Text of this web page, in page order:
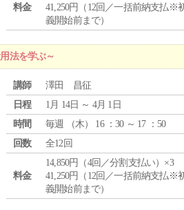
料金
41,250円（12回／一括前納支払※
義開始前まで）
法を学ぶ～
講師
澤田 昌征
日程
1月 14日 ～ 4月 1日
時間
毎週 （木） 16 ：30 ～ 17 ：50
回数
全12回
料金
14,850円（4回／分割支払い）×3
41,250円（12回／一括前納支払※
義開始前まで）